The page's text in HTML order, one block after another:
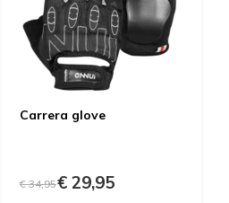
Carrera glove
€ 34,95€ 29,95